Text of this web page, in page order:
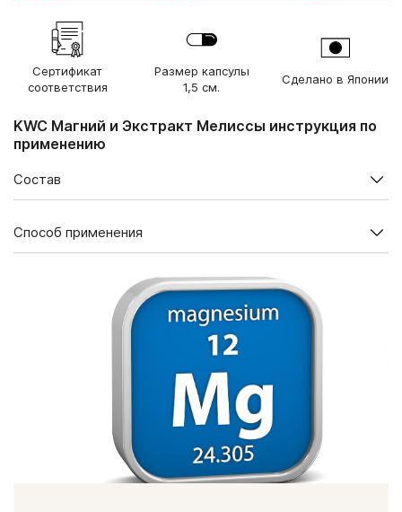
Сертификат
соответствия
Размер капсулы
1,5 см.
Сделано в Японии
KWC Магний и Экстракт Мелиссы инструкция по
применению
Состав
Магний 300
Розмариновая кислота
(5%, в экстракте мелиссы
Способ применения
Продолжительность приема — 1 месяц. При необходимости
курс можно повторить.
Противопоказания: индивидуальная непереносимость
компонентов продукта, беременность, кормление грудью.
Перед применением рекомендуется проконсультироваться с